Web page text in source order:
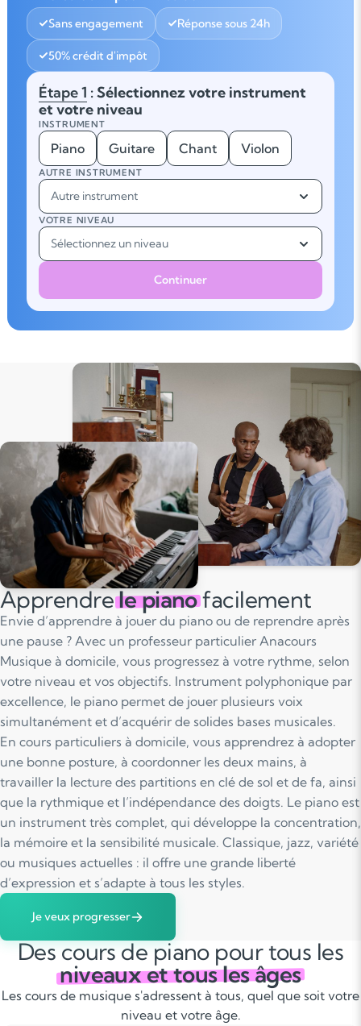
Sans engagement Réponse sous 24h
50% crédit d'impôt
Étape 1 : Sélectionnez votre instrument
et votre niveau
INSTRUMENT
Piano Guitare Chant Violon
AUTRE INSTRUMENT
Autre instrument
VOTRE NIVEAU
Sélectionnez un niveau
Continuer
Apprendrele pianofacilement
Envie d’apprendre à jouer du piano ou de reprendre après
une pause ? Avec un professeur particulier Anacours
Musique à domicile, vous progressez à votre rythme, selon
votre niveau et vos objectifs. Instrument polyphonique par
excellence, le piano permet de jouer plusieurs voix
simultanément et d’acquérir de solides bases musicales.
En cours particuliers à domicile, vous apprendrez à adopter
une bonne posture, à coordonner les deux mains, à
travailler la lecture des partitions en clé de sol et de fa, ainsi
que la rythmique et l’indépendance des doigts. Le piano est
un instrument très complet, qui développe la concentration,
la mémoire et la sensibilité musicale. Classique, jazz, variété
ou musiques actuelles : il offre une grande liberté
d’expression et s’adapte à tous les styles.
Je veux progresser
Des cours de piano pour tous les
niveaux et tous les âges
Les cours de musique s'adressent à tous, quel que soit votre
niveau et votre âge.